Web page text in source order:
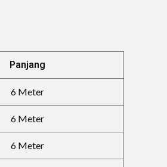
Panjang
6 Meter
6 Meter
6 Meter